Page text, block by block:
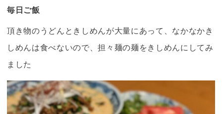
毎日ご飯
頂き物のうどんと きしめんが大量にあって、なかなかき
しめんは食べないので、担々麺の麺をきしめんにしてみ
ました